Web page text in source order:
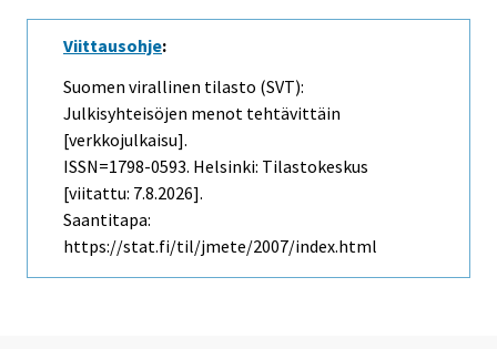
Viittausohje:
Suomen virallinen tilasto (SVT):
Julkisyhteisöjen menot tehtävittäin
[verkkojulkaisu].
ISSN=1798-0593. Helsinki: Tilastokeskus
[viitattu: 7.8.2026].
Saantitapa:
https://stat.fi/til/jmete/2007/index.html